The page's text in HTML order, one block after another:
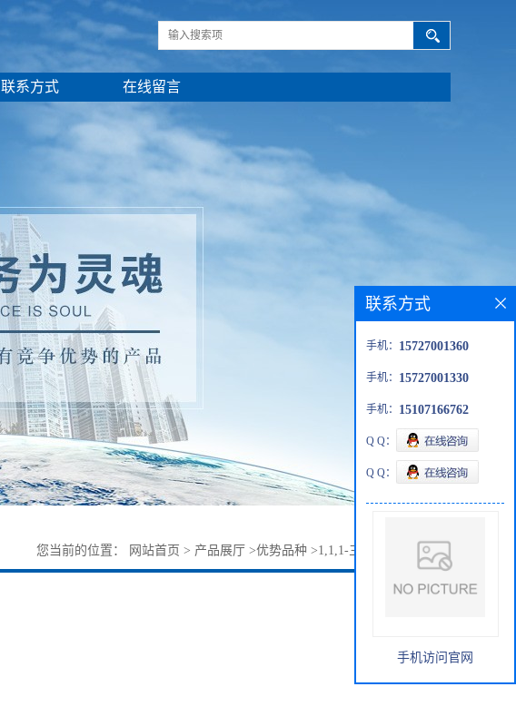
联系方式 在线留言
您当前的位置： 网站首页 > 产品展厅 >优势品种 >1,1,1-三氟-2,3-环氧丙烷
联系方式
手机： 15727001360
手机： 15727001330
手机： 15107166762
Q Q：
Q Q：
手机访问官网